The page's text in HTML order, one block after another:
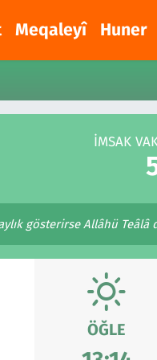
Meqaleyî Huner
İMSAK
gösterirse Allâhü
ÖĞLE